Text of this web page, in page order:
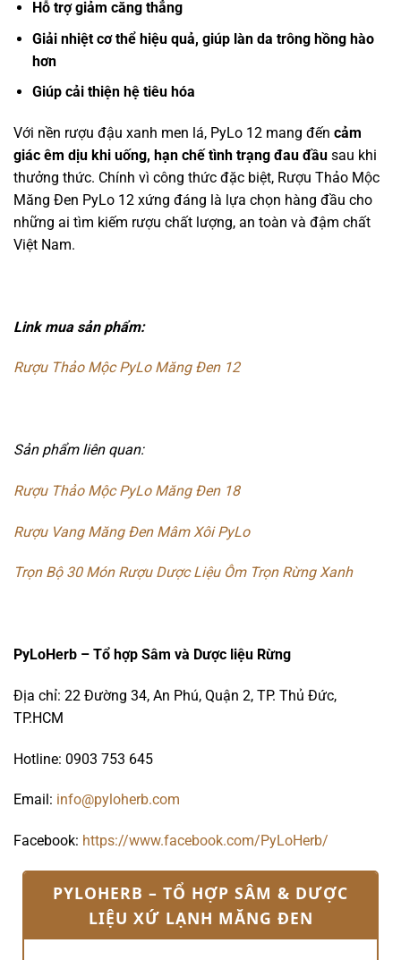
Hỗ trợ giảm căng thẳng
Giải nhiệt cơ thể hiệu quả, giúp làn da trông hồng hào
hơn
Giúp cải thiện hệ tiêu hóa
Với nền rượu đậu xanh men lá, PyLo 12 mang đến cảm
giác êm dịu khi uống, hạn chế tình trạng đau đầu sau khi
thưởng thức. Chính vì công thức đặc biệt, Rượu Thảo Mộc
Măng Đen PyLo 12 xứng đáng là lựa chọn hàng đầu cho
những ai tìm kiếm rượu chất lượng, an toàn và đậm chất
Việt Nam.
Link mua sản phẩm:
Rượu Thảo Mộc PyLo Măng Đen 12
Sản phẩm liên quan:
Rượu Thảo Mộc PyLo Măng Đen 18
Rượu Vang Măng Đen Mâm Xôi PyLo
Trọn Bộ 30 Món Rượu Dược Liệu Ôm Trọn Rừng Xanh
PyLoHerb – Tổ hợp Sâm và Dược liệu Rừng
Địa chỉ: 22 Đường 34, An Phú, Quận 2, TP. Thủ Đức,
TP.HCM
Hotline: 0903 753 645
Email: info@pyloherb.com
Facebook: https://www.facebook.com/PyLoHerb/
PYLOHERB – TỔ HỢP SÂM & DƯỢC
LIỆU XỨ LẠNH MĂNG ĐEN